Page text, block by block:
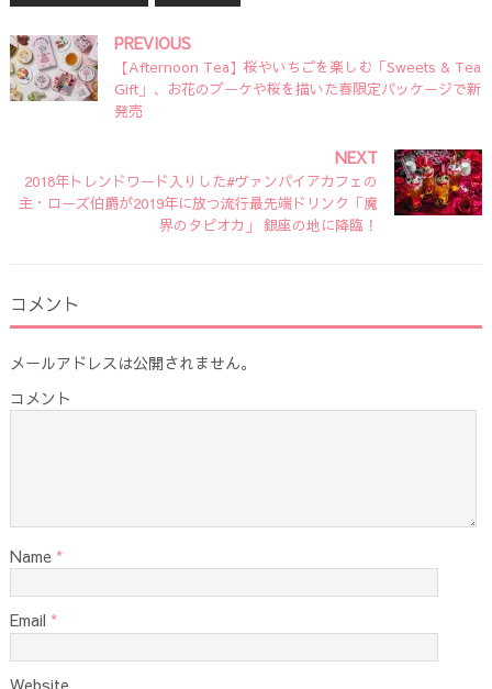
PREVIOUS
【Afternoon Tea】桜やいちごを楽しむ「Sweets & Tea
Gift」、お花のブーケや桜を描いた春限定パッケージで新
発売
NEXT
2018年トレンドワード入りした#ヴァンパイアカフェの
主・ローズ伯爵が2019年に放つ流行最先端ドリンク「魔
界のタピオカ」 銀座の地に降臨！
コメント
メールアドレスは公開されません。
コメント
Name *
Email *
Website